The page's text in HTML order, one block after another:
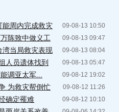
09-08-13 10:50
能周内完成救灾
09-08-13 09:47
陈致中做义工
09-08-13 08:04
湾当局救灾表现
09-08-13 05:47
人员遗体找到
09-08-12 19:02
调亚太军...
09-08-12 11:26
为救灾帮倒忙
09-08-12 10:10
确定罹难